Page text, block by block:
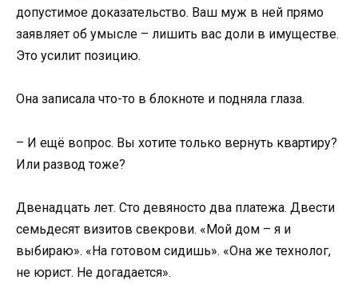
допустимое доказательство. Ваш муж в ней прямо
заявляет об умысле – лишить вас доли в имуществе.
Это усилит позицию.
Она записала что-то в блокноте и подняла глаза.
– И ещё вопрос. Вы хотите только вернуть квартиру?
Или развод тоже?
Двенадцать лет. Сто девяносто два платежа. Двести
семьдесят визитов свекрови. «Мой дом – я и
выбираю». «На готовом сидишь». «Она же технолог,
не юрист. Не догадается».